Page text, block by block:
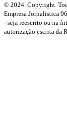
© 2024. Copyright.
Empresa Jornalística
- seja reescrito ou na
autorização escrita da